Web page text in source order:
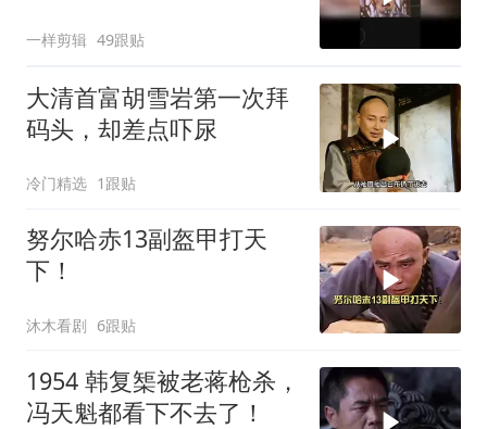
一样剪辑 49跟贴
大清首富胡雪岩第一次拜
码头，却差点吓尿
冷门精选 1跟贴
努尔哈赤13副盔甲打天
下！
沐木看剧 6跟贴
1954 韩复榘被老蒋枪杀，
冯天魁都看下不去了！